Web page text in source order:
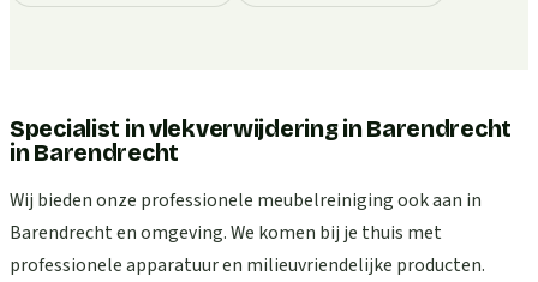
Specialist in vlekverwijdering in Barendrecht
inBarendrecht
Wij bieden onze professionele meubelreiniging ook aan in
Barendrecht en omgeving. We komen bij je thuis met
professionele apparatuur en milieuvriendelijke producten.